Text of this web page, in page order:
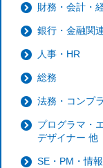
財務・会計・
銀行・金融関
人事・HR
総務
法務・コンプ
プログラマ・
デザイナー 他
SE・PM・情